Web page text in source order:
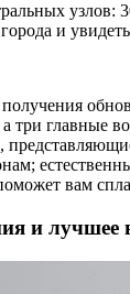
узлов:
и
три главные
вам
и лучшее